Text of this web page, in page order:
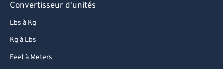
Convertisseur d'unités
Lbs à Kg
Kg à Lbs
Feet à Meters